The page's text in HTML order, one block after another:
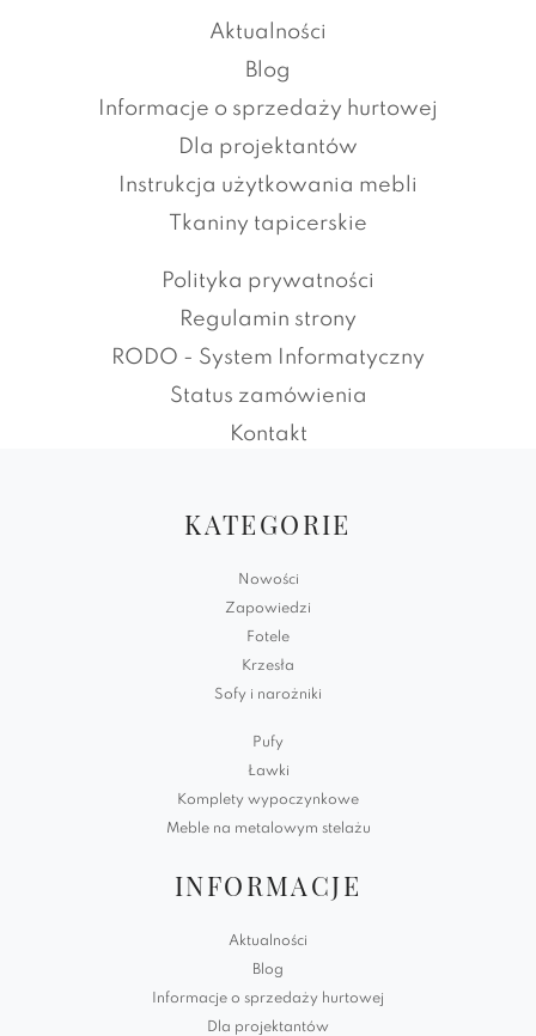
Aktualności
Blog
Informacje o sprzedaży hurtowej
Dla projektantów
Instrukcja użytkowania mebli
Tkaniny tapicerskie
Polityka prywatności
Regulamin strony
RODO - System Informatyczny
Status zamówienia
Kontakt
KATEGORIE
Nowości
Zapowiedzi
Fotele
Krzesła
Sofy i narożniki
Pufy
Ławki
Komplety wypoczynkowe
Meble na metalowym stelażu
INFORMACJE
Aktualności
Blog
Informacje o sprzedaży hurtowej
Dla projektantów